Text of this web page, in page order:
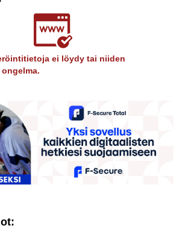
ei löydy tai niiden